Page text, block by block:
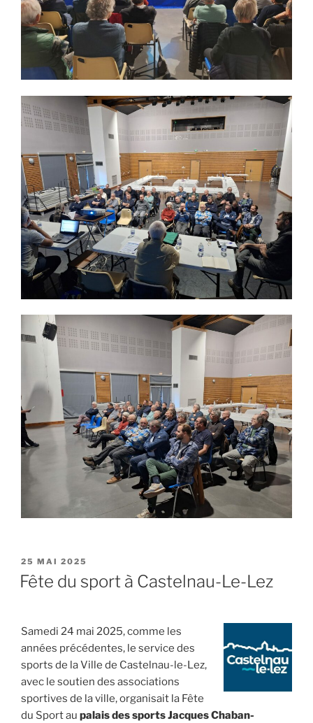
PUBLIÉ
LE
25 MAI 2025
Fête du sport à Castelnau-Le-Lez
Samedi 24 mai 2025, comme les
années précédentes, le service des
sports de la Ville de Castelnau-le-Lez,
avec le soutien des associations
sportives de la ville, organisait la Fête
du Sport au palais des sports Jacques Chaban-